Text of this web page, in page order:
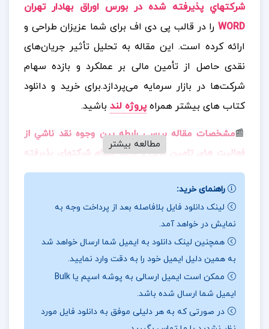
شركتهاي پذيرفته شده در بورس اوراق بهادار تهران
WORD را در قالب پی دی اف برای شما عزیزان طراحی و
ارائه کرده است. این مقاله به تحلیل تأثیر جریان‌های
نقدی حاصل از تأمین مالی بر عملکرد و بازده سهام
شرکت‌ها در بازار سرمایه می‌پردازد.برای خرید و دانلود
کتاب های بیشتر همراهپروژه لند باشید.
📰مشخصات مقاله بررسي رابطه بين وجوه نقد ناشي از
فعاليت هاي تامين مالي و بازده سهام شركتهاي پذيرفته
شده در بورس اوراق بهادار تهران:این مقاله “بررسی رابطه
بین وجوه نقد ناشی از فعالیت‌های تأمین مالی و بازده
سهام شرکت‌های پذیرفته‌ شده در بورس اوراق بهادار
تهران” یک پژوهش علمی در حوزه مدیریت مالی و
حسابداری است که با استفاده از داده‌های مالی شرکت‌های
بورسی، تأثیر جریان‌های نقدی حاصل از تأمین مالی مانند
انتشار سهام، دریافت وام و اوراق بدهی بر بازده سهام را
بررسی می‌کند.
مطالعه بیشتر
راهنمای خرید:
لینک دانلود فایل بلافاصله بعد از پرداخت وجه به
نمایش در خواهد آمد.
همچنین لینک دانلود به ایمیل شما ارسال خواهد شد
به همین دلیل ایمیل خود را به دقت وارد نمایید.
ممکن است ایمیل ارسالی به پوشه اسپم یا Bulk
ایمیل شما ارسال شده باشد.
در صورتی که به هر دلیلی موفق به دانلود فایل مورد